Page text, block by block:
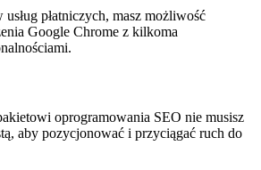
płatniczych, masz możliwość
Google Chrome z kilkoma
oprogramowania SEO nie musisz
aby pozycjonować i przyciągać ruch do